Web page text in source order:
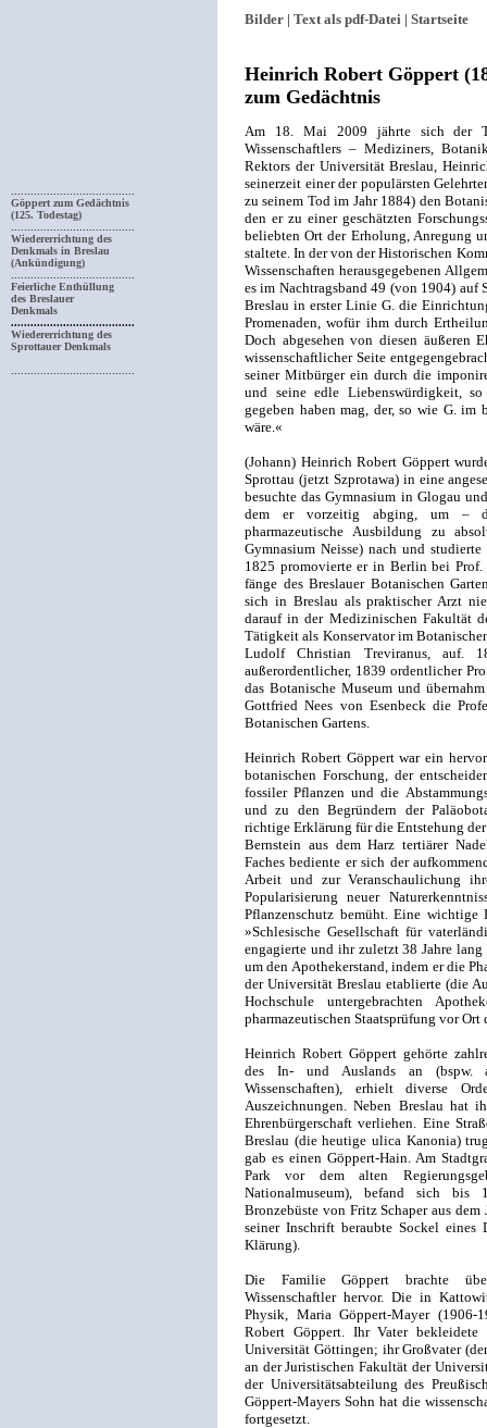
Göppert zum Gedächtnis
(125. Todestag)
Wiedererrichtung des
Denkmals in Breslau
(Ankündigung)
Feierliche Enthüllung
des Breslauer
Denkmals
......................................
Wiedererrichtung des
Sprottauer Denkmals
Bilder | Text als pdf-Datei | Startseite
Heinrich Robert Göppert
zum Gedächtnis
Am 18. Mai 2009 jährte sich der
Wissenschaft­lers – Mediziners,
Rektors der Universität Breslau,
seinerzeit einer der populärsten
zu seinem Tod im Jahr 1884) den
den er zu einer geschätzten
beliebten Ort der Erholung, Anregung
staltete. In der von der Historischen
Wissenschaften herausgegebenen
es im Nachtragsband 49 (von 1904)
Breslau in erster Linie G. die
Promenaden, wofür ihm durch
Doch abgesehen von diesen äußeren
wissenschaftlicher Seite
seiner Mitbürger ein durch die
und seine edle Liebenswürdigkeit,
gegeben haben mag, der, so wie G. im
wäre.«
(Johann) Heinrich Robert Göppert
Sprottau (jetzt Szprotawa) in eine
besuchte das Gymnasium in Glogau
dem er vorzeitig ab­ging, um –
pharmazeutische Ausbildung zu
Gymnasium Neisse) nach und
1825 promovierte er in Berlin bei
fänge des Breslauer Botanischen
sich in Breslau als praktischer Arzt
darauf in der Medizinischen Fakultät
Tätig­keit als Konservator im
Ludolf Christian Treviranus, auf.
außerordentlicher, 1839 ordentlicher
das Botanische Museum und
Gottfried Nees von Esenbeck die
Botanischen Gartens.
Heinrich Robert Göppert war ein
botani­schen Forschung, der
fossiler Pflanzen und die
und zu den Begründern der
richtige Erklärung für die Entstehung
Bernstein aus dem Harz tertiärer
Faches bediente er sich der
Arbeit und zur Veranschaulichung
Popularisierung neuer
Pflanzenschutz bemüht. Eine
»Schlesische Gesellschaft für
engagierte und ihr zuletzt 38 Jahre
um den Apothekerstand, indem er die
der Universität Breslau etablierte (die
Hochschule untergebrachten
pharmazeutischen Staats­prüfung vor Ort
Heinrich Robert Göppert gehörte
des In- und Auslands an (bspw.
Wissenschaften), erhielt diverse
Auszeichnungen. Neben Breslau hat
Ehrenbürgerschaft verliehen. Eine
Breslau (die heutige ulica Kanonia)
gab es einen Göppert-Hain. Am
Park vor dem alten
Nationalmuseum), befand sich bis
Bronzebüste von Fritz Schaper aus
seiner Inschrift beraubte Sockel eines
Klärung).
Die Familie Göppert brachte
Wissenschaftler hervor. Die in
Physik, Maria Göppert-Mayer
Robert Göppert. Ihr Vater
Universität Göttingen; ihr Großvater
an der Juristischen Fakultät der
der Universitätsabteilung des
Göppert-Mayers Sohn hat die
fortgesetzt.